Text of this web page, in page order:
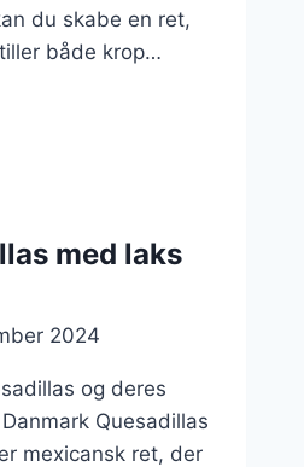
du skabe en ret,
både krop…
med laks
2024
og deres
Quesadillas
mexicansk ret, der